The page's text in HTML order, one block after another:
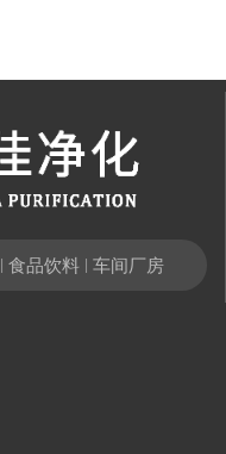
| 食品饮料 | 车间厂房